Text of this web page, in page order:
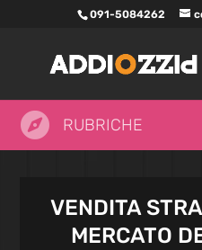
091-5084262
 RUBRICHE
VENDITA
MERCATO